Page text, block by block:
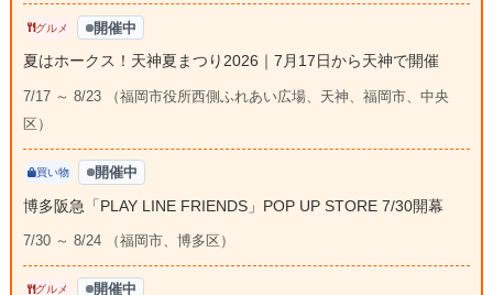
グルメ 開催中
夏はホークス！天神夏まつり2026｜7月17日から天神で開催
7/17 ～ 8/23 （福岡市役所西側ふれあい広場、天神、福岡市、中央
区）
買い物 開催中
博多阪急「PLAY LINE FRIENDS」POP UP STORE 7/30開幕
7/30 ～ 8/24 （福岡市、博多区）
グルメ 開催中